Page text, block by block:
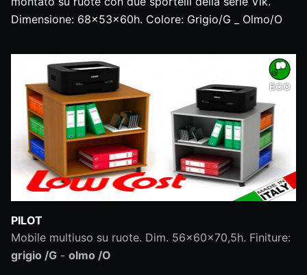
Dimensione: 68x53x60h. Colore: Grigio/G _ Olmo/O
ECO
PILOT
Mobile multiuso su ruote. Dim. 56x60x70,5h. Finiture:
grigio /G - olmo /O